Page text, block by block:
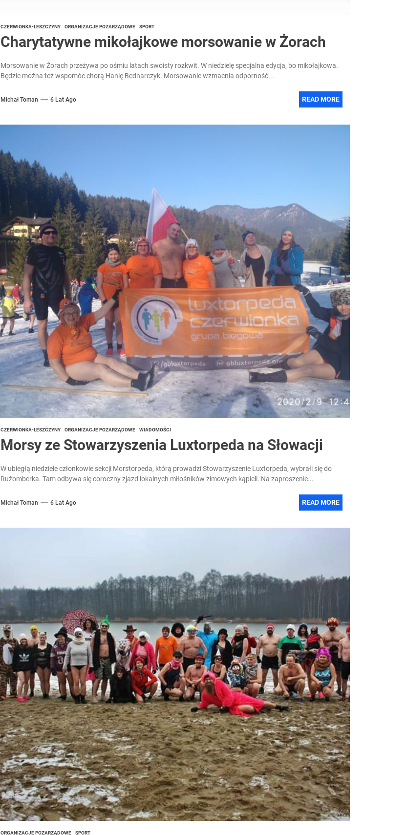
CZERWIONKA-LESZCZYNY ORGANIZACJE POZARZĄDOWE SPORT
Charytatywne mikołajkowe morsowanie w Żorach
Morsowanie w Żorach przeżywa po ośmiu latach swoisty rozkwit. W niedzielę specjalna edycja, bo mikołajkowa.
Będzie można też wspomóc chorą Hanię Bednarczyk. Morsowanie wzmacnia odporność...
Michał Toman 6 Lat Ago READ MORE
CZERWIONKA-LESZCZYNY ORGANIZACJE POZARZĄDOWE WIADOMOŚCI
Morsy ze Stowarzyszenia Luxtorpeda na Słowacji
W ubiegłą niedziele członkowie sekcji Morstorpeda, którą prowadzi Stowarzyszenie Luxtorpeda, wybrałi się do
Rużomberka. Tam odbywa się coroczny zjazd lokalnych miłośników zimowych kąpieli. Na zaproszenie...
Michał Toman 6 Lat Ago READ MORE
ORGANIZACJE POZARZĄDOWE SPORT